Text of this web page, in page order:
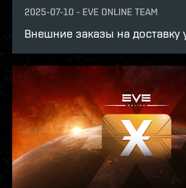
2025-07-10 - EVE ONLINE TEAM
Внешние заказы на доставку